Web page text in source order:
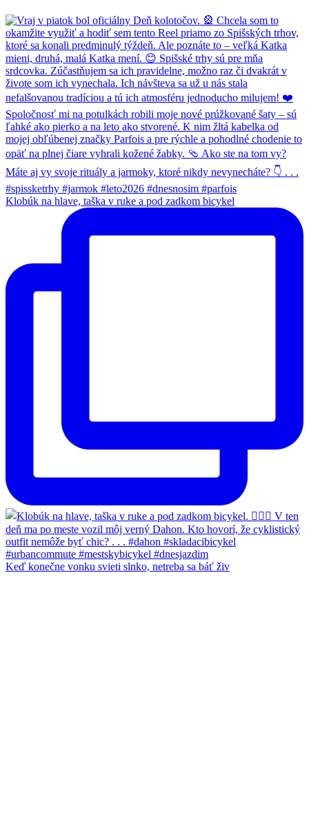
Klobúk na hlave, taška v ruke a pod zadkom bicykel
Keď konečne vonku svieti slnko, netreba sa báť živ